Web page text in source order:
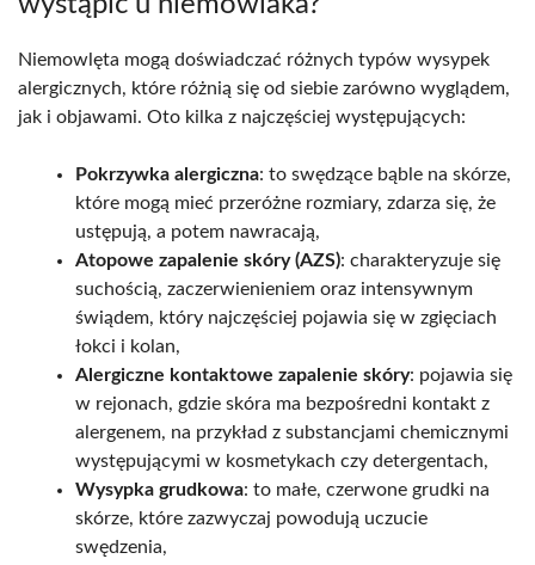
Niemowlęta mogą doświadczać różnych typów wysypek
alergicznych, które różnią się od siebie zarówno wyglądem,
jak i objawami. Oto kilka z najczęściej występujących:
Pokrzywka alergiczna: to swędzące bąble na skórze,
które mogą mieć przeróżne rozmiary, zdarza się, że
ustępują, a potem nawracają,
Atopowe zapalenie skóry (AZS): charakteryzuje się
suchością, zaczerwienieniem oraz intensywnym
świądem, który najczęściej pojawia się w zgięciach
łokci i kolan,
Alergiczne kontaktowe zapalenie skóry: pojawia się
w rejonach, gdzie skóra ma bezpośredni kontakt z
alergenem, na przykład z substancjami chemicznymi
występującymi w kosmetykach czy detergentach,
Wysypka grudkowa: to małe, czerwone grudki na
skórze, które zazwyczaj powodują uczucie
swędzenia,